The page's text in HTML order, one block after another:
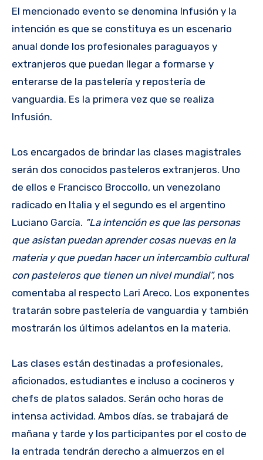
El mencionado evento se denomina Infusión y la
intención es que se constituya es un escenario
anual donde los profesionales paraguayos y
extranjeros que puedan llegar a formarse y
enterarse de la pastelería y repostería de
vanguardia. Es la primera vez que se realiza
Infusión.
Los encargados de brindar las clases magistrales
serán dos conocidos pasteleros extranjeros. Uno
de ellos e Francisco Broccollo, un venezolano
radicado en Italia y el segundo es el argentino
Luciano García. “La intención es que las personas
que asistan puedan aprender cosas nuevas en la
materia y que puedan hacer un intercambio cultural
con pasteleros que tienen un nivel mundial”, nos
comentaba al respecto Lari Areco. Los exponentes
tratarán sobre pastelería de vanguardia y también
mostrarán los últimos adelantos en la materia.
Las clases están destinadas a profesionales,
aficionados, estudiantes e incluso a cocineros y
chefs de platos salados. Serán ocho horas de
intensa actividad. Ambos días, se trabajará de
mañana y tarde y los participantes por el costo de
la entrada tendrán derecho a almuerzos en el